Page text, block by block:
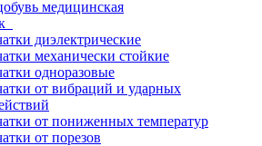
медицинская
диэлектрические
механически стойкие
одноразовые
от вибраций и ударных
от пониженных температур
от порезов